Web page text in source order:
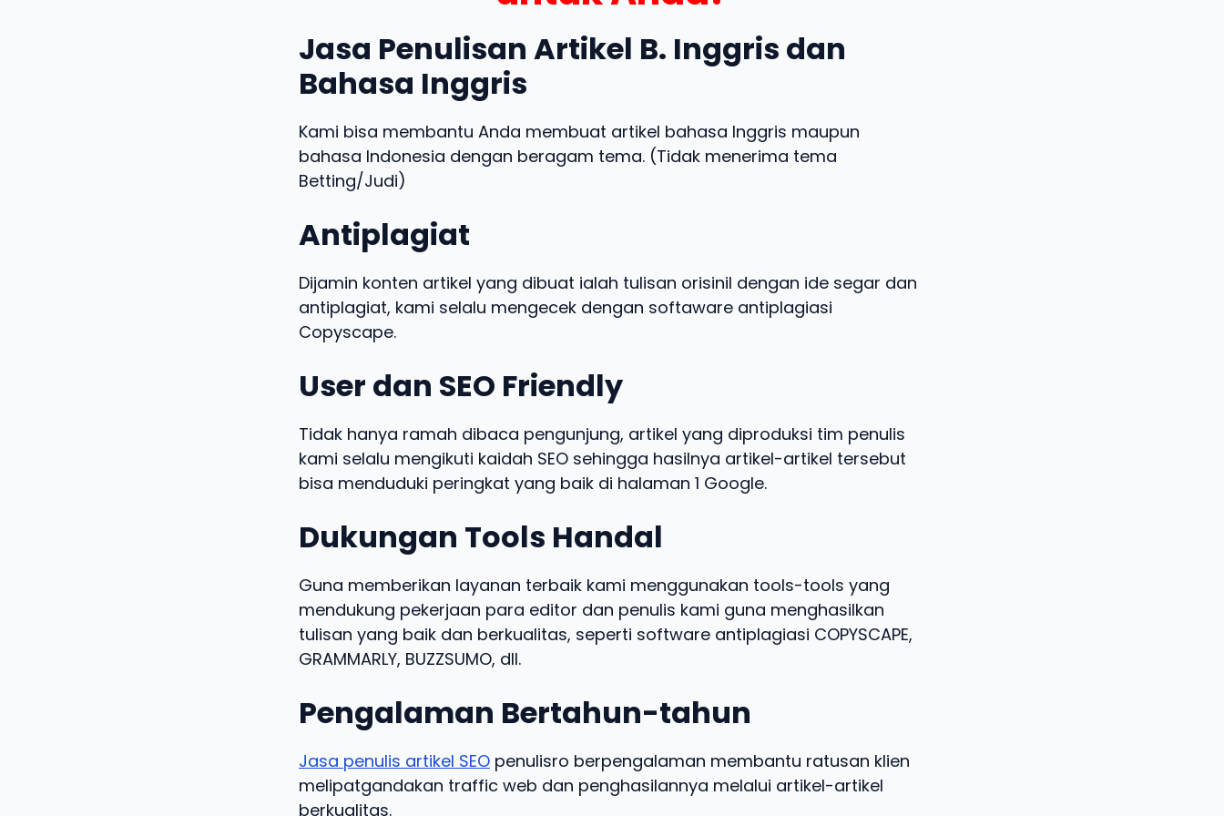
Jasa Penulisan Artikel B. Inggris dan
Bahasa Inggris
Kami bisa membantu Anda membuat artikel bahasa Inggris maupun
bahasa Indonesia dengan beragam tema. (Tidak menerima tema
Betting/Judi)
Antiplagiat
Dijamin konten artikel yang dibuat ialah tulisan orisinil dengan ide segar dan
antiplagiat, kami selalu mengecek dengan softaware antiplagiasi
Copyscape.
User dan SEO Friendly
Tidak hanya ramah dibaca pengunjung, artikel yang diproduksi tim penulis
kami selalu mengikuti kaidah SEO sehingga hasilnya artikel-artikel tersebut
bisa menduduki peringkat yang baik di halaman 1 Google.
Dukungan Tools Handal
Guna memberikan layanan terbaik kami menggunakan tools-tools yang
mendukung pekerjaan para editor dan penulis kami guna menghasilkan
tulisan yang baik dan berkualitas, seperti software antiplagiasi COPYSCAPE,
GRAMMARLY, BUZZSUMO, dll.
Pengalaman Bertahun-tahun
Jasa penulis artikel SEO penulisro berpengalaman membantu ratusan klien
melipatgandakan traffic web dan penghasilannya melalui artikel-artikel
berkualitas.